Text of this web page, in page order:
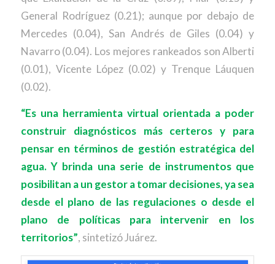
General Rodríguez (0.21); aunque por debajo de
Mercedes (0.04), San Andrés de Giles (0.04) y
Navarro (0.04). Los mejores rankeados son Alberti
(0.01), Vicente López (0.02) y Trenque Láuquen
(0.02).
“Es una herramienta virtual orientada a poder
construir diagnósticos más certeros y para
pensar en términos de gestión estratégica del
agua. Y brinda una serie de instrumentos que
posibilitan a un gestor a tomar decisiones, ya sea
desde el plano de las regulaciones o desde el
plano de políticas para intervenir en los
territorios”, sintetizó Juárez.